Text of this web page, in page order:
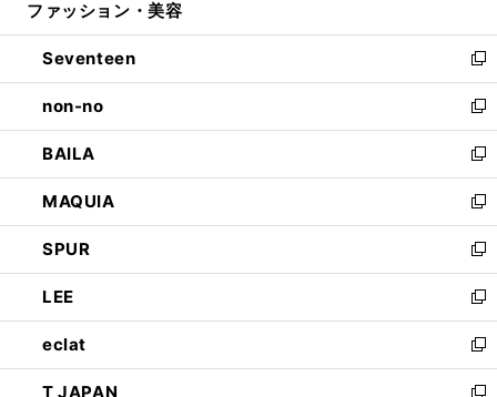
開
く
ウ
で
開
く
ン
ド
ウ
で
開
く
ファッション・美容
Seventeen
新
し
い
ウ
ィ
ン
ド
ウ
で
開
く
non-no
新
し
い
ウ
ィ
ン
ド
ウ
で
開
く
BAILA
新
し
い
ウ
ィ
ン
ド
ウ
で
開
く
MAQUIA
新
し
い
ウ
ィ
ン
ド
ウ
で
SPUR
新
し
い
ウ
ィ
ン
LEE
新
し
い
ウ
eclat
新
し
T JAPAN